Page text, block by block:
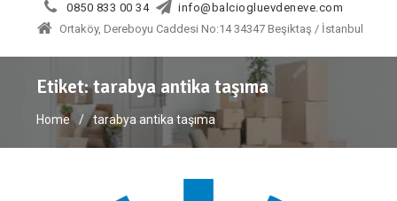
0850 833 00 34
info@balciogluevdeneve.com
Ortaköy, Dereboyu Caddesi No:14 34347 Beşiktaş / İstanbul
Etiket:tarabya antika taşıma
Home tarabya antika taşıma